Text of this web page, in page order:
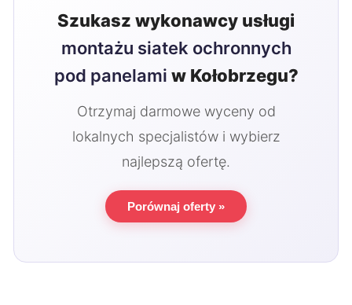
Szukasz wykonawcy usługi
montażu siatek ochronnych
pod panelami w Kołobrzegu?
Otrzymaj darmowe wyceny od
lokalnych specjalistów i wybierz
najlepszą ofertę.
Porównaj oferty »